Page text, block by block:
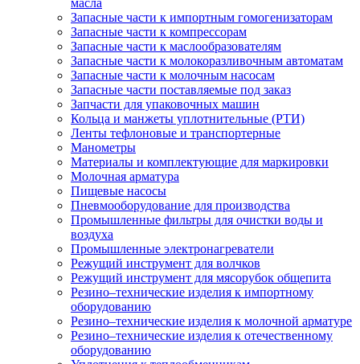
Запасные части к импортным гомогенизаторам
Запасные части к компрессорам
Запасные части к маслообразователям
Запасные части к молокоразливочным автоматам
Запасные части к молочным насосам
Запасные части поставляемые под заказ
Запчасти для упаковочных машин
Кольца и манжеты уплотнительные (РТИ)
Ленты тефлоновые и транспортерные
Манометры
Материалы и комплектующие для маркировки
Молочная арматура
Пищевые насосы
Пневмооборудование для производства
Промышленные фильтры для очистки воды и
воздуха
Промышленные электронагреватели
Режущий инструмент для волчков
Режущий инструмент для мясорубок общепита
Резино–технические изделия к импортному
оборудованию
Резино–технические изделия к молочной арматуре
Резино–технические изделия к отечественному
оборудованию